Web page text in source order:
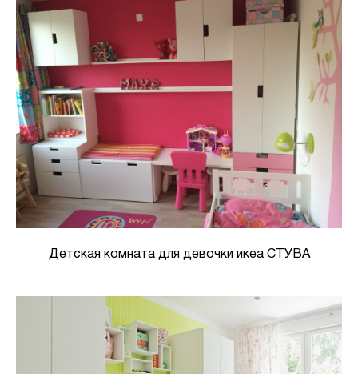
Детская комната для девочки икеа СТУВА